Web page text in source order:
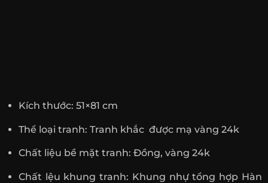
Kích thước: 51×81 cm
Thể loại tranh: Tranh khắc được mạ vàng 24k
Chất liệu bề mặt tranh: Đồng, vàng 24k
Chất lệu khung tranh: Khung nhự tổng hợp Hàn